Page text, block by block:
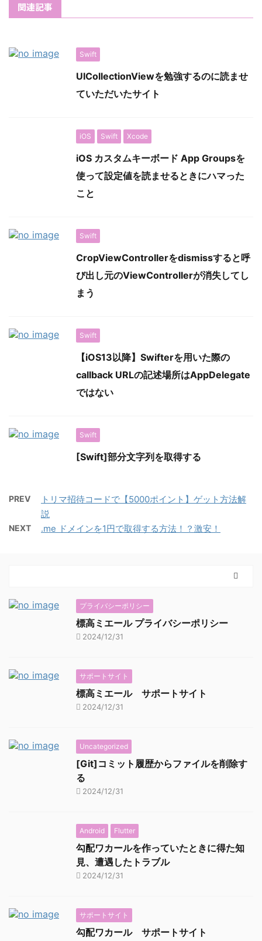
関連記事
Swift
UICollectionViewを勉強するのに読ませ
ていただいたサイト
iOS Swift Xcode
iOS カスタムキーボード App Groupsを
使って設定値を読ませるときにハマった
こと
Swift
CropViewControllerをdismissすると呼
び出し元のViewControllerが消失してし
まう
Swift
【iOS13以降】Swifterを用いた際の
callback URLの記述場所はAppDelegate
ではない
Swift
[Swift]部分文字列を取得する
PREV
トリマ招待コードで【5000ポイント】ゲット方法解
説
NEXT .me ドメインを1円で取得する方法！？激安！
プライバシーポリシー
標高ミエール プライバシーポリシー
2024/12/31
サポートサイト
標高ミエール サポートサイト
2024/12/31
Uncategorized
[Git]コミット履歴からファイルを削除す
る
2024/12/31
Android Flutter
勾配ワカールを作っていたときに得た知
見、遭遇したトラブル
2024/12/31
サポートサイト
勾配ワカール サポートサイト